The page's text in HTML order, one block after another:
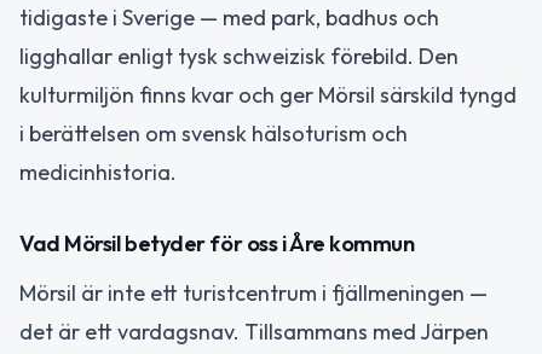
tidigaste i Sverige — med park, badhus och
ligghallar enligt tysk schweizisk förebild. Den
kulturmiljön finns kvar och ger Mörsil särskild tyngd
i berättelsen om svensk hälsoturism och
medicinhistoria.
Vad Mörsil betyder för oss i Åre kommun
Mörsil är inte ett turistcentrum i fjällmeningen —
det är ett vardagsnav. Tillsammans med Järpen